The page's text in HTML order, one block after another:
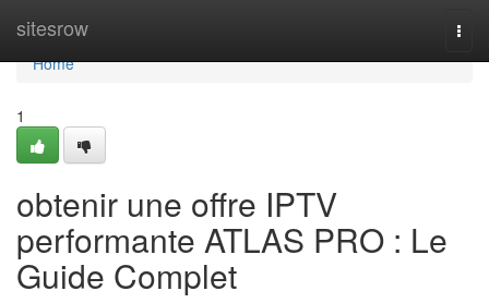
sitesrow
Home
Home
1
obtenir une offre IPTV
performante ATLAS PRO : Le
Guide Complet